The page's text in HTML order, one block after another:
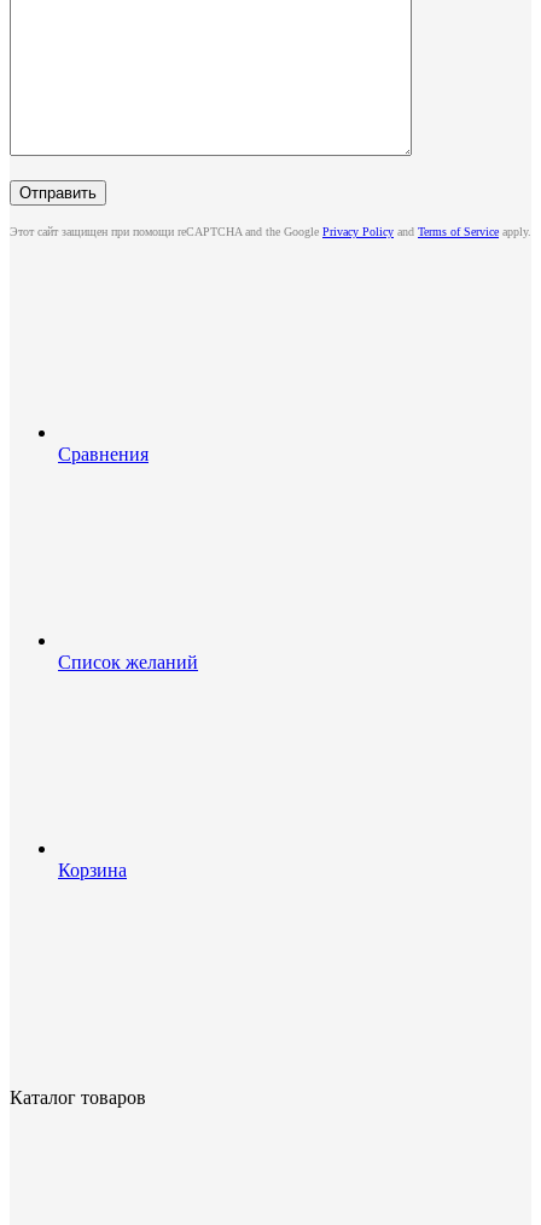
Этот сайт защищен при помощи reCAPTCHA and the Google Privacy Policy and Terms of Service apply.
Сравнения
Список желаний
Корзина
Каталог товаров